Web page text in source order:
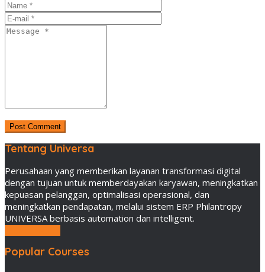
Tentang Universa
Perusahaan yang memberikan layanan transformasi digital
dengan tujuan untuk memberdayakan karyawan, meningkatkan
kepuasan pelanggan, optimalisasi operasional, dan
meningkatkan pendapatan, melalui sistem ERP Philantropy
UNIVERSA berbasis automation dan intelligent.
Popular Courses